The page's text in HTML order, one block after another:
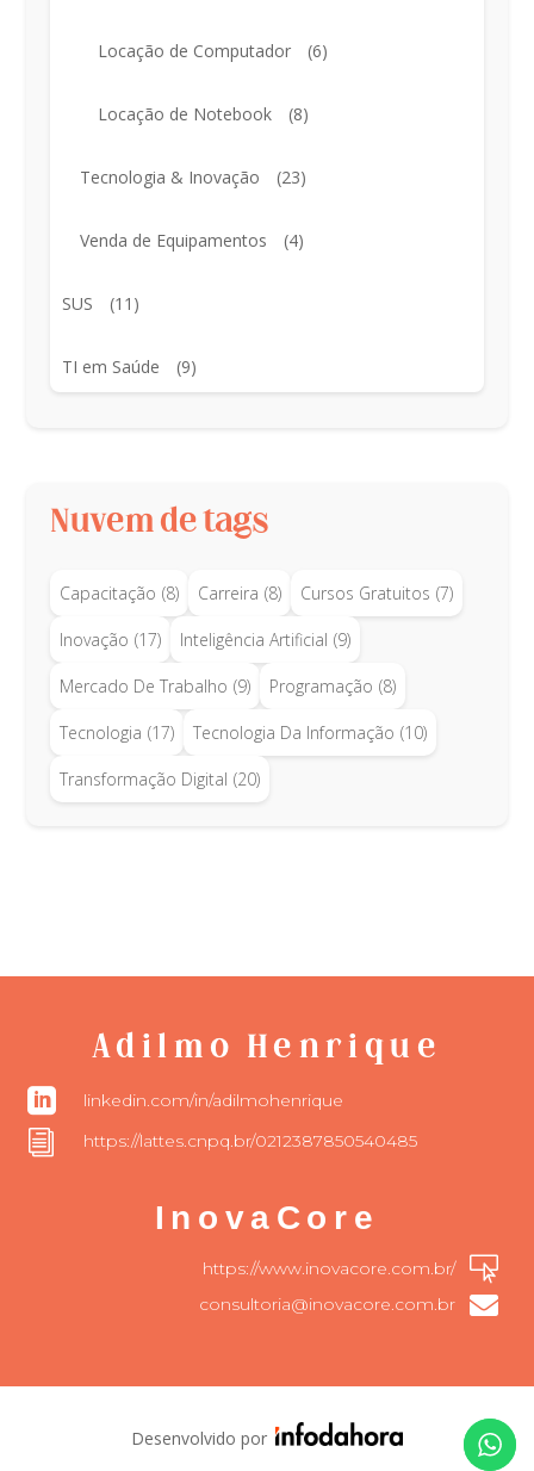
Locação de Computador (6)
Locação de Notebook (8)
Tecnologia & Inovação (23)
Venda de Equipamentos (4)
SUS (11)
TI em Saúde (9)
Nuvem de tags
Capacitação (8) Carreira (8) Cursos Gratuitos (7)
Inovação (17) Inteligência Artificial (9)
Mercado De Trabalho (9) Programação (8)
Tecnologia (17) Tecnologia Da Informação (10)
Transformação Digital (20)
Adilmo Henrique
 linkedin.com/in/adilmohenrique
i https://lattes.cnpq.br/0212387850540485
InovaCore

https://www.inovacore.com.br/

consultoria@inovacore.com.br
Desenvolvido por